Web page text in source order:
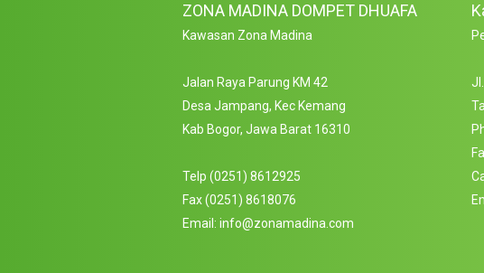
ZONA MADINA DOMPET DHUAFA
Kawasan Zona Madina
Jalan Raya Parung KM 42
Desa Jampang, Kec Kemang
Kab Bogor, Jawa Barat 16310
Telp (0251) 8612925
Fax (0251) 8618076
Email: info@zonamadina.com